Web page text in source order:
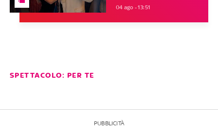
04 ago - 13:51
SPETTACOLO: PER TE
PUBBLICITÀ